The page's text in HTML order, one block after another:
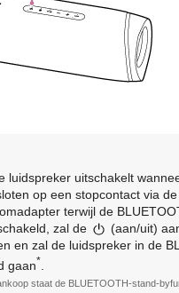
luidspreker uitschakelt
op een stopcontact via
terwijl de
zal de
(aan/uit)
en zal de luidspreker in de
gaan*
staat de BLUETOOTH-stand-